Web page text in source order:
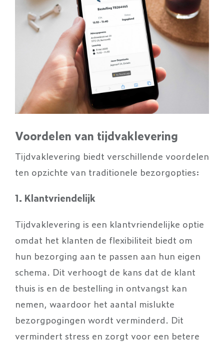
Voordelen van tijdvaklevering
Tijdvaklevering biedt verschillende voordelen
ten opzichte van traditionele bezorgopties:
1. Klantvriendelijk
Tijdvaklevering is een klantvriendelijke optie
omdat het klanten de flexibiliteit biedt om
hun bezorging aan te passen aan hun eigen
schema. Dit verhoogt de kans dat de klant
thuis is en de bestelling in ontvangst kan
nemen, waardoor het aantal mislukte
bezorgpogingen wordt verminderd. Dit
vermindert stress en zorgt voor een betere